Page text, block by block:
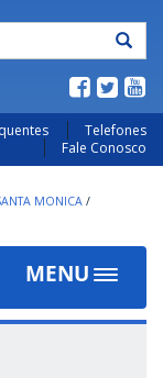
Telefones
Fale Conosco
MONICA /
MENU
Toggle